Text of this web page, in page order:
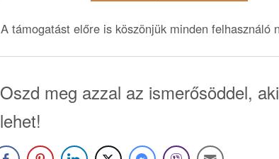
A támogatást előre is köszönjük minden felhasználó
Oszd meg azzal az ismerősöddel,
lehet!